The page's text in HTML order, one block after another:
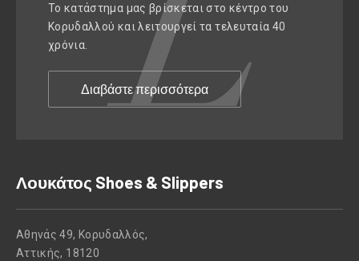
Το κατάστημα μας βρίσκεται στο κέντρο του
Κορυδαλλού και λειτουργεί τα τελευταία 40
χρόνια.
Διαβάστε περισσότερα
Λουκάτος Shoes & Slippers
Αθηνάς 49, Κορυδαλλός,
Αττικής, 18120